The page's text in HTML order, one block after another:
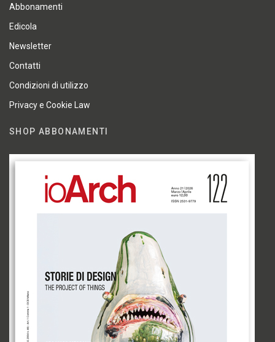
Abbonamenti
Edicola
Newsletter
Contatti
Condizioni di utilizzo
Privacy e Cookie Law
SHOP ABBONAMENTI